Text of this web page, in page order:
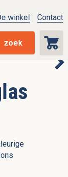
zoek
winkel Contact